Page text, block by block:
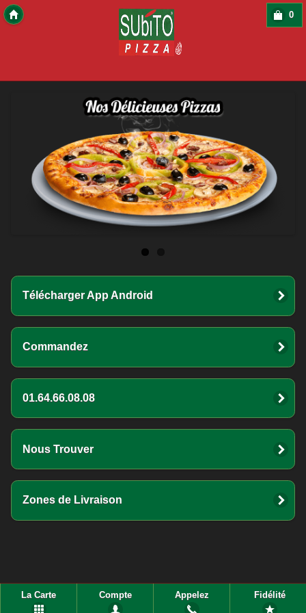
0
Télécharger App Android
Commandez
01.64.66.08.08
Nous Trouver
Zones de Livraison
La Carte Compte Appelez Fidélité
Copyright 2016 Des-Click Com